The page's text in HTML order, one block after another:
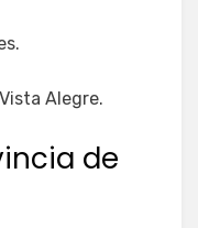
Alegre.
de